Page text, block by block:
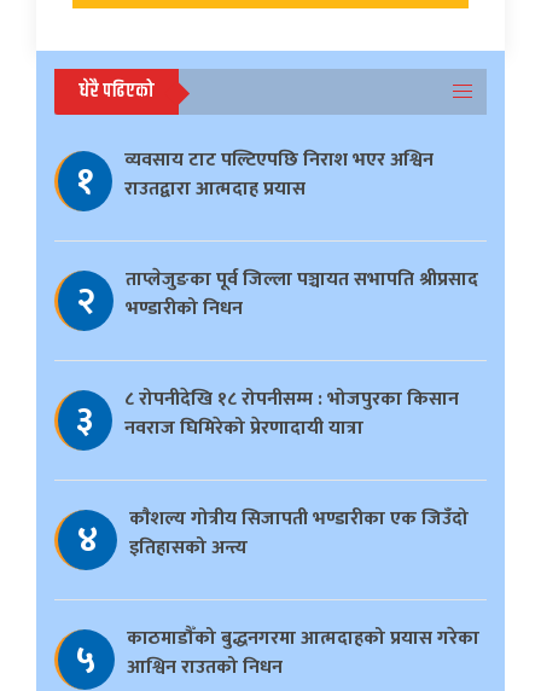
धेरै पढिएको
१
व्यवसाय टाट पल्टिएपछि निराश भएर अश्विन
राउतद्वारा आत्मदाह प्रयास
२
ताप्लेजुङका पूर्व जिल्ला पञ्चायत सभापति श्रीप्रसाद
भण्डारीको निधन
३
८ रोपनीदेखि १८ रोपनीसम्म : भोजपुरका किसान
नवराज घिमिरेको प्रेरणादायी यात्रा
४
काैशल्य गोत्रीय सिजापती भण्डारीका एक जिउँदो
इतिहासको अन्त्य
५
काठमाडौँको बुद्धनगरमा आत्मदाहको प्रयास गरेका
आश्विन राउतको निधन